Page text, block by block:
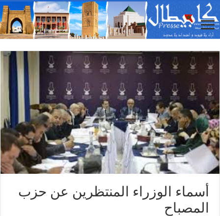
أسماء الوزراء المنتظرين عن حزب
المصباح